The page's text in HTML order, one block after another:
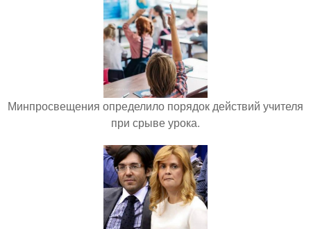
Минпросвещения определило порядок действий учителя
при срыве урока.